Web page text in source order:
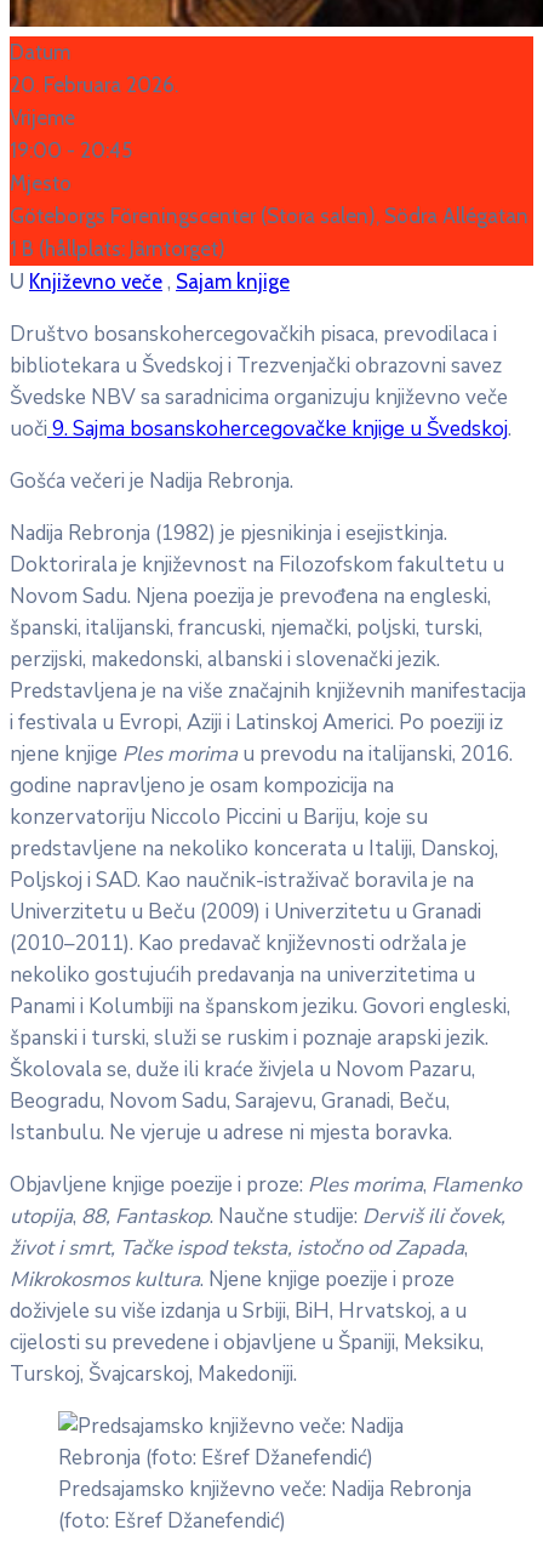
Datum
20. Februara 2026.
Vrijeme
19:00 - 20:45
Mjesto
Göteborgs Föreningscenter (Stora salen), Södra Allégatan
1 B (hållplats: Järntorget)
U Književno veče , Sajam knjige
Društvo bosanskohercegovačkih pisaca, prevodilaca i
bibliotekara u Švedskoj i Trezvenjački obrazovni savez
Švedske NBV sa saradnicima organizuju književno veče
uoči 9. Sajma bosanskohercegovačke knjige u Švedskoj.
Gošća večeri je Nadija Rebronja.
Nadija Rebronja (1982) je pjesnikinja i esejistkinja.
Doktorirala je književnost na Filozofskom fakultetu u
Novom Sadu. Njena poezija je prevođena na engleski,
španski, italijanski, francuski, njemački, poljski, turski,
perzijski, makedonski, albanski i slovenački jezik.
Predstavljena je na više značajnih književnih manifestacija
i festivala u Evropi, Aziji i Latinskoj Americi. Po poeziji iz
njene knjige Ples morimau prevodu na italijanski, 2016.
godine napravljeno je osam kompozicija na
konzervatoriju Niccolo Piccini u Bariju, koje su
predstavljene na nekoliko koncerata u Italiji, Danskoj,
Poljskoj i SAD. Kao naučnik-istraživač boravila je na
Univerzitetu u Beču (2009) i Univerzitetu u Granadi
(2010–2011). Kao predavač književnosti održala je
nekoliko gostujućih predavanja na univerzitetima u
Panami i Kolumbiji na španskom jeziku. Govori engleski,
španski i turski, služi se ruskim i poznaje arapski jezik.
Školovala se, duže ili kraće živjela u Novom Pazaru,
Beogradu, Novom Sadu, Sarajevu, Granadi, Beču,
Istanbulu. Ne vjeruje u adrese ni mjesta boravka.
Objavljene knjige poezije i proze: Ples morima, Flamenko
utopija, 88, Fantaskop. Naučne studije: Derviš ili čovek,
život i smrt, Tačke ispod teksta, istočno od Zapada,
Mikrokosmos kultura. Njene knjige poezije i proze
doživjele su više izdanja u Srbiji, BiH, Hrvatskoj, a u
cijelosti su prevedene i objavljene u Španiji, Meksiku,
Turskoj, Švajcarskoj, Makedoniji.
Predsajamsko književno veče: Nadija Rebronja
(foto: Ešref Džanefendić)